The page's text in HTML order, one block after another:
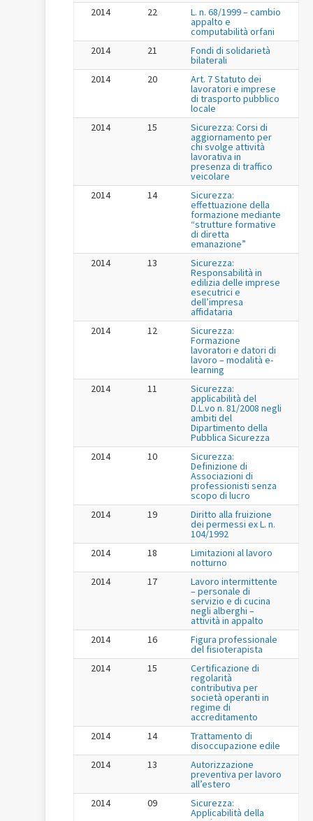
2014
22 L. n. 68/1999 – cambio
appalto e
computabilità orfani
2014
21 Fondi di solidarietà
bilaterali
2014
20 Art. 7 Statuto dei
lavoratori e imprese
di trasporto pubblico
locale
2014
15 Sicurezza: Corsi di
aggiornamento per
chi svolge attività
lavorativa in
presenza di traffico
veicolare
2014
14 Sicurezza:
effettuazione della
formazione mediante
“strutture formative
di diretta
emanazione”
2014
13 Sicurezza:
Responsabilità in
edilizia delle imprese
esecutrici e
dell’impresa
affidataria
2014
12 Sicurezza:
Formazione
lavoratori e datori di
lavoro – modalità e-
learning
2014
11 Sicurezza:
applicabilità del
D.L.vo n. 81/2008 negli
ambiti del
Dipartimento della
Pubblica Sicurezza
2014
10 Sicurezza:
Definizione di
Associazioni di
professionisti senza
scopo di lucro
2014
19 Diritto alla fruizione
dei permessi ex L. n.
104/1992
2014
18 Limitazioni al lavoro
notturno
2014
17 Lavoro intermittente
– personale di
servizio e di cucina
negli alberghi –
attività in appalto
2014
16 Figura professionale
del fisioterapista
2014
15 Certificazione di
regolarità
contributiva per
società operanti in
regime di
accreditamento
2014
14 Trattamento di
disoccupazione edile
2014
13 Autorizzazione
preventiva per lavoro
all’estero
2014
09 Sicurezza:
Applicabilità della